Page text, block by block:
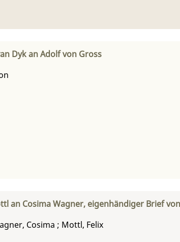
Dyk an Adolf von Gross
an Cosima Wagner, eigenhändiger Brief
Cosima ; Mottl, Felix